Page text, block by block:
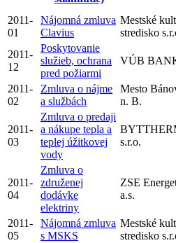
2011-
01
Nájomná zmluva
Clavius
Mestské
stredisko
2011-
12
Poskytovanie
služieb, ochrana
pred požiarmi
VÚB
2011-
02
Zmluva o nájme
a službách
Mesto
n. B.
2011-
03
Zmluva o predaji
a nákupe tepla a
teplej úžitkovej
vody
s.r.o.
2011-
04
Zmluva o
združenej
dodávke
elektriny
ZSE
a.s.
2011-
05
Nájomná zmluva
s MSKS
Mestské
stredisko